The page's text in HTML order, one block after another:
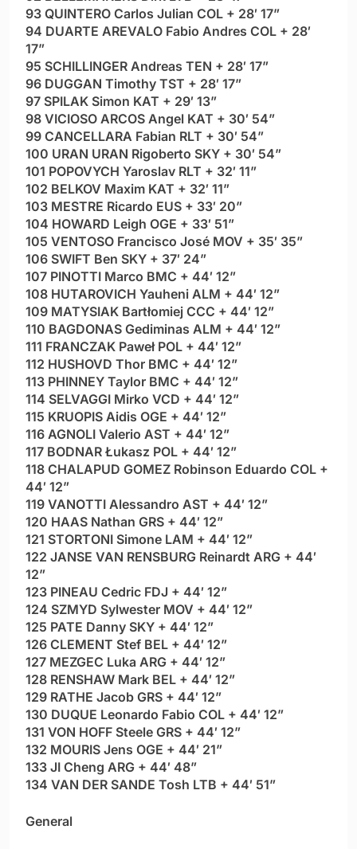
93 QUINTERO Carlos Julian COL + 28′ 17”
94 DUARTE AREVALO Fabio Andres COL + 28′
17”
95 SCHILLINGER Andreas TEN + 28′ 17”
96 DUGGAN Timothy TST + 28′ 17”
97 SPILAK Simon KAT + 29′ 13”
98 VICIOSO ARCOS Angel KAT + 30′ 54”
99 CANCELLARA Fabian RLT + 30′ 54”
100 URAN URAN Rigoberto SKY + 30′ 54”
101 POPOVYCH Yaroslav RLT + 32′ 11”
102 BELKOV Maxim KAT + 32′ 11”
103 MESTRE Ricardo EUS + 33′ 20”
104 HOWARD Leigh OGE + 33′ 51”
105 VENTOSO Francisco José MOV + 35′ 35”
106 SWIFT Ben SKY + 37′ 24”
107 PINOTTI Marco BMC + 44′ 12”
108 HUTAROVICH Yauheni ALM + 44′ 12”
109 MATYSIAK Bartłomiej CCC + 44′ 12”
110 BAGDONAS Gediminas ALM + 44′ 12”
111 FRANCZAK Paweł POL + 44′ 12”
112 HUSHOVD Thor BMC + 44′ 12”
113 PHINNEY Taylor BMC + 44′ 12”
114 SELVAGGI Mirko VCD + 44′ 12”
115 KRUOPIS Aidis OGE + 44′ 12”
116 AGNOLI Valerio AST + 44′ 12”
117 BODNAR Łukasz POL + 44′ 12”
118 CHALAPUD GOMEZ Robinson Eduardo COL +
44′ 12”
119 VANOTTI Alessandro AST + 44′ 12”
120 HAAS Nathan GRS + 44′ 12”
121 STORTONI Simone LAM + 44′ 12”
122 JANSE VAN RENSBURG Reinardt ARG + 44′
12”
123 PINEAU Cedric FDJ + 44′ 12”
124 SZMYD Sylwester MOV + 44′ 12”
125 PATE Danny SKY + 44′ 12”
126 CLEMENT Stef BEL + 44′ 12”
127 MEZGEC Luka ARG + 44′ 12”
128 RENSHAW Mark BEL + 44′ 12”
129 RATHE Jacob GRS + 44′ 12”
130 DUQUE Leonardo Fabio COL + 44′ 12”
131 VON HOFF Steele GRS + 44′ 12”
132 MOURIS Jens OGE + 44′ 21”
133 JI Cheng ARG + 44′ 48”
134 VAN DER SANDE Tosh LTB + 44′ 51”
General